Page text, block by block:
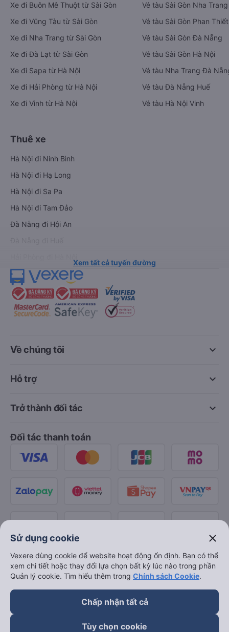
Xe đi Buôn Mê Thuột từ Sài Gòn
Xe đi Vũng Tàu từ Sài Gòn
Xe đi Nha Trang từ Sài Gòn
Xe đi Đà Lạt từ Sài Gòn
Xe đi Sapa từ Hà Nội
Xe đi Hải Phòng từ Hà Nội
Xe đi Vinh từ Hà Nội
Vé tàu Sài Gòn Nha Trang
Vé tàu Sài Gòn Phan Thiết
Vé tàu Sài Gòn Đà Nẵng
Vé tàu Sài Gòn Hà Nội
Vé tàu Nha Trang Đà
Vé tàu Đà Nẵng Huế
Vé tàu Hà Nội Vinh
Thuê xe
Hà Nội đi Ninh Bình
Hà Nội đi Hạ Long
Hà Nội đi Sa Pa
Hà Nội đi Tam Đảo
Đà Nẵng đi Hội An
Xem tất cả tuyến đường
keyboard_arrow_down
Về chúng tôi
keyboard_arrow_down
Hỗ trợ
keyboard_arrow_down
Trở thành đối tác
Đối tác thanh toán
Sử dụng cookie close
Vexere dùng cookie để website hoạt động ổn định. Bạn có thể
xem chi tiết hoặc thay đổi lựa chọn bất kỳ lúc nào trong phần
Quản lý cookie. Tìm hiểu thêm trong Chính sách Cookie.
Chấp nhận tất cả
Tùy chọn cookie